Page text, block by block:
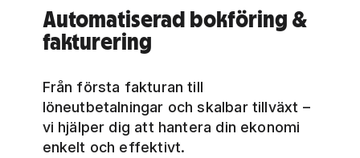
Automatiserad bokföring &
fakturering
Från första fakturan till
löneutbetalningar och skalbar tillväxt –
vi hjälper dig att hantera din ekonomi
enkelt och effektivt.